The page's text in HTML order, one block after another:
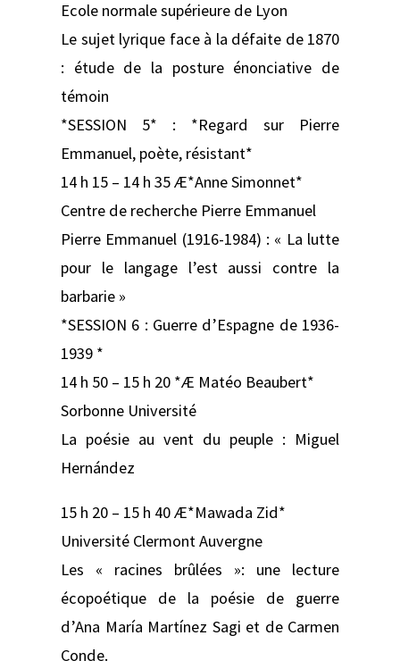
Ecole normale supérieure de Lyon
Le sujet lyrique face à la défaite de 1870
: étude de la posture énonciative de
témoin
*SESSION 5* : *Regard sur Pierre
Emmanuel, poète, résistant*
14 h 15 – 14 h 35 Æ*Anne Simonnet*
Centre de recherche Pierre Emmanuel
Pierre Emmanuel (1916-1984) : « La lutte
pour le langage l’est aussi contre la
barbarie »
*SESSION 6 : Guerre d’Espagne de 1936-
1939 *
14 h 50 – 15 h 20 *Æ Matéo Beaubert*
Sorbonne Université
La poésie au vent du peuple : Miguel
Hernández
15 h 20 – 15 h 40 Æ*Mawada Zid*
Université Clermont Auvergne
Les « racines brûlées »: une lecture
écopoétique de la poésie de guerre
d’Ana María Martínez Sagi et de Carmen
Conde.